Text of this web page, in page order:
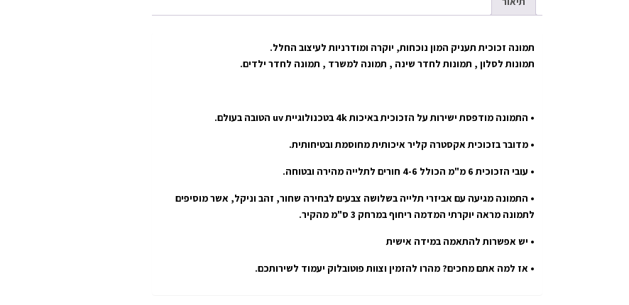
תמונה זכוכית תעניק המון נוכחות, יוקרה ומודרניות לעיצוב החלל.
תמונות לסלון , תמונות לחדר שינה , תמונה למשרד , תמונה לחדר ילדים.
• התמונה מודפסת ישירות על הזכוכית באיכות 4k בטכנולוגיית uv הטובה בעולם.
• מדובר בזכוכית אקסטרה קליר איכותית מחוסמת ובטיחותית.
• עובי הזכוכית 6 מ"מ הכולל 4-6 חורים לתלייה מהירה ובטוחה.
• התמונה מגיעה עם אביזרי תלייה בשלושה צבעים לבחירה שחור, זהב וניקל, אשר מוסיפים
לתמונה מראה יוקרתי המדמה ריחוף במרחק 3 ס"מ מהקיר.
• יש אפשרות להתאמה במידה אישית
• אז למה אתם מחכים? מהרו להזמין וצוות פוטובלוק יעמוד לשירותכם.